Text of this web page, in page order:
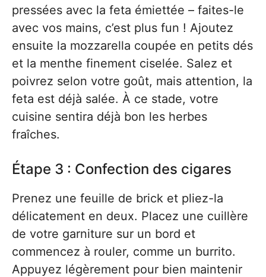
pressées avec la feta émiettée – faites-le
avec vos mains, c’est plus fun ! Ajoutez
ensuite la mozzarella coupée en petits dés
et la menthe finement ciselée. Salez et
poivrez selon votre goût, mais attention, la
feta est déjà salée. À ce stade, votre
cuisine sentira déjà bon les herbes
fraîches.
Étape 3 : Confection des cigares
Prenez une feuille de brick et pliez-la
délicatement en deux. Placez une cuillère
de votre garniture sur un bord et
commencez à rouler, comme un burrito.
Appuyez légèrement pour bien maintenir